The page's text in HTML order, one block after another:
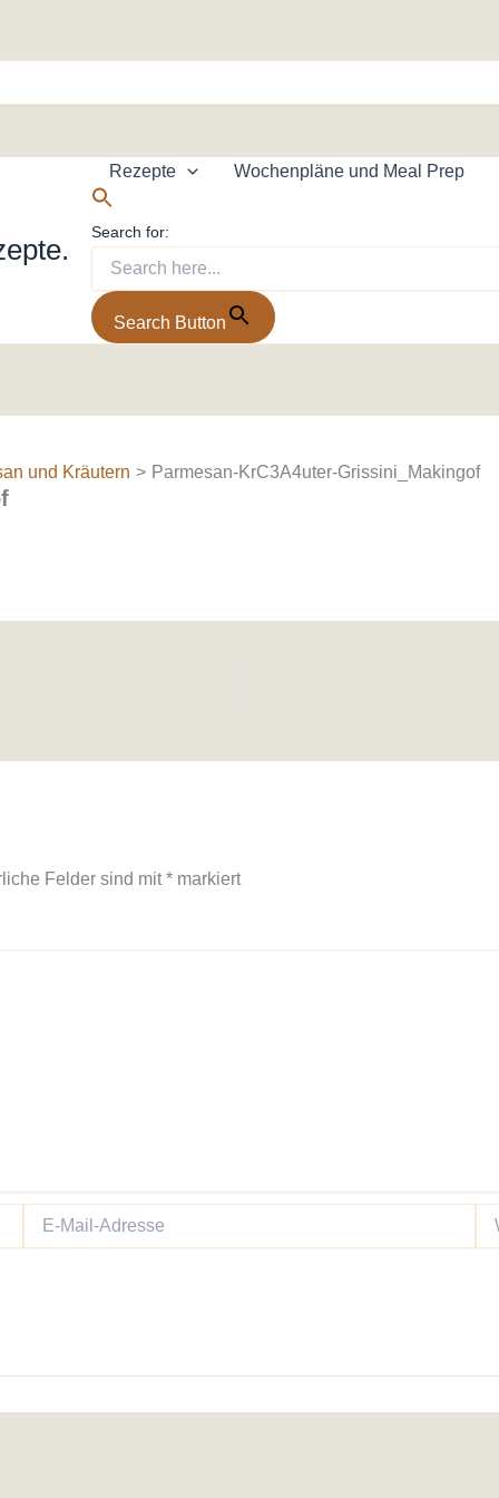
Rezepte Wochenpläne und Meal Prep
Search for:
Search Button
und Kräutern Parmesan-KrC3A4uter-Grissini_Makingof
Felder sind mit* markiert
Mail-